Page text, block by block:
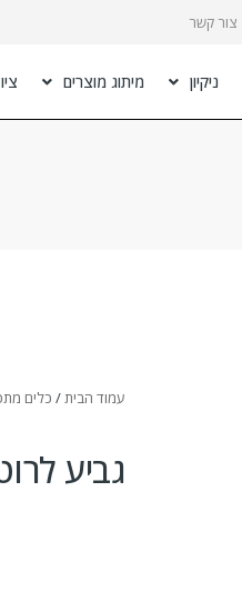
צור קשר
ניקיון מיתוג מוצרים
עמוד הבית / כלים
גביע